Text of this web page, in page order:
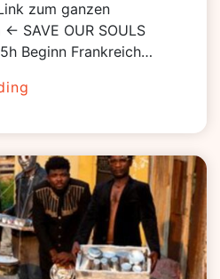
zum ganzen
SAVE OUR SOULS
Beginn Frankreich…